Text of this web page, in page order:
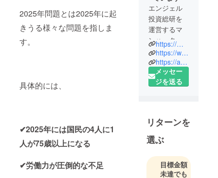
2025年問題とは2025年に起
きうる様々な問題を指しま
す。
具体的には、
✔2025年には国民の4人に1
人が75歳以上になる
✔労働力が圧倒的な不足
エンジェル
投資総研を
運営するマ
ンハッタン
コンサル
ティングの
CEOです。
https://manhattanconsul.com/
https://www.angel-laboratory.com/
https://agrimarriage.com/
メッセー
ジを送る
リターンを
選ぶ
目標金額
未達でも